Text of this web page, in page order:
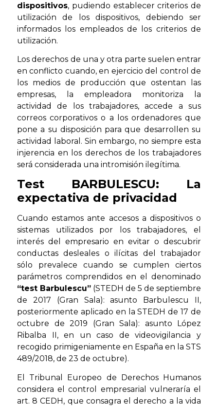
dispositivos, pudiendo establecer criterios de
utilización de los dispositivos, debiendo ser
informados los empleados de los criterios de
utilización.
Los derechos de una y otra parte suelen entrar
en conflicto cuando, en ejercicio del control de
los medios de producción que ostentan las
empresas, la empleadora monitoriza la
actividad de los trabajadores, accede a sus
correos corporativos o a los ordenadores que
pone a su disposición para que desarrollen su
actividad laboral. Sin embargo, no siempre esta
injerencia en los derechos de los trabajadores
será considerada una intromisión ilegítima.
Test BARBULESCU: La
expectativa de privacidad
Cuando estamos ante accesos a dispositivos o
sistemas utilizados por los trabajadores, el
interés del empresario en evitar o descubrir
conductas desleales o ilícitas del trabajador
sólo prevalece cuando se cumplen ciertos
parámetros comprendidos en el denominado
“test Barbulescu” (STEDH de 5 de septiembre
de 2017 (Gran Sala): asunto Barbulescu II,
posteriormente aplicado en la STEDH de 17 de
octubre de 2019 (Gran Sala): asunto López
Ribalba II, en un caso de videovigilancia y
recogido primigeniamente en España en la STS
489/2018, de 23 de octubre).
El Tribunal Europeo de Derechos Humanos
considera el control empresarial vulneraría el
art. 8 CEDH, que consagra el derecho a la vida